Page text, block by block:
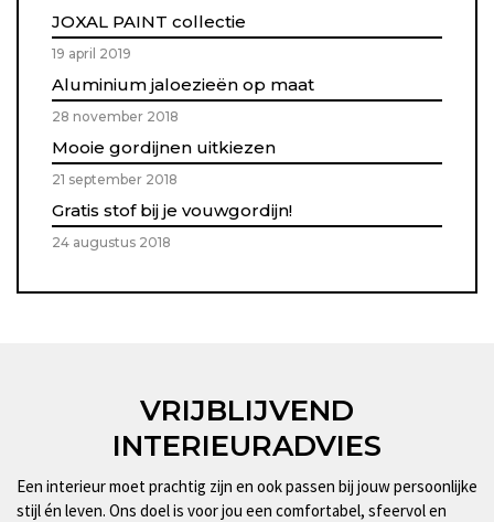
JOXAL PAINT collectie
19 april 2019
Aluminium jaloezieën op maat
28 november 2018
Mooie gordijnen uitkiezen
21 september 2018
Gratis stof bij je vouwgordijn!
24 augustus 2018
VRIJBLIJVEND
INTERIEURADVIES
Een interieur moet prachtig zijn en ook passen bij jouw persoonlijke
stijl én leven. Ons doel is voor jou een comfortabel, sfeervol en